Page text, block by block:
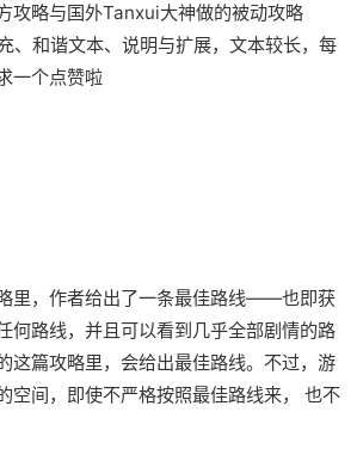
攻略与国外Tanxui大神做的被动攻略
、和谐文本、说明与扩展，文本较长，每
一个点赞啦
里，作者给出了一条最佳路线——也即获
何路线，并且可以看到几乎全部剧情的路
这篇攻略里，会给出最佳路线。不过，游
空间，即使不严格按照最佳路线来， 也不